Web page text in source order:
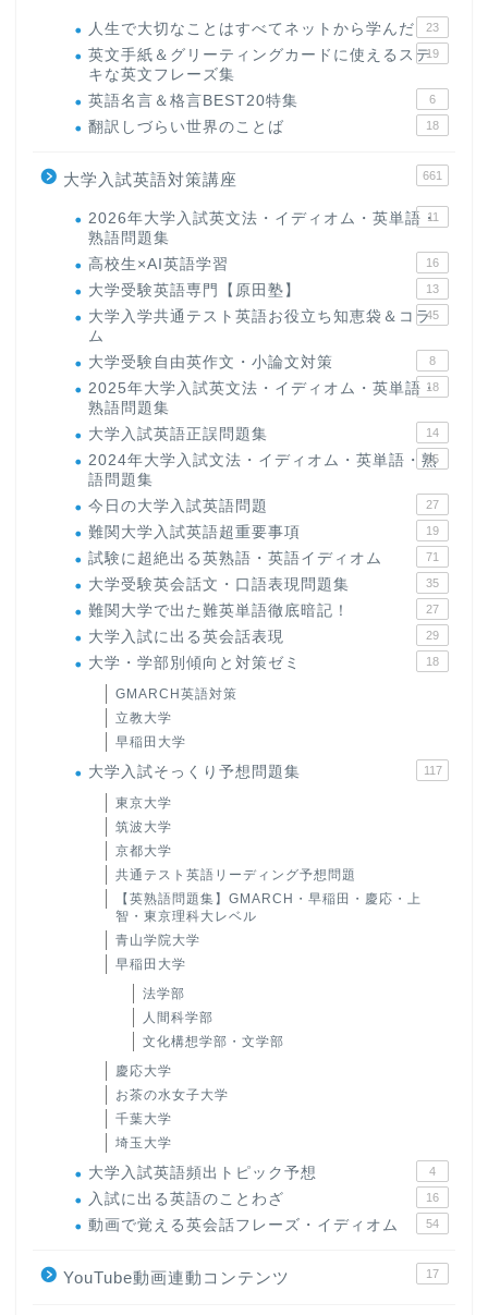
人生で大切なことはすべてネットから学んだ 23
英文手紙＆グリーティングカードに使えるステ
キな英文フレーズ集
19
英語名言＆格言BEST20特集 6
翻訳しづらい世界のことば 18
大学入試英語対策講座 661
2026年大学入試英文法・イディオム・英単語・
熟語問題集
11
高校生×AI英語学習 16
大学受験英語専門【原田塾】 13
大学入学共通テスト英語お役立ち知恵袋＆コラ
ム
45
大学受験自由英作文・小論文対策 8
2025年大学入試英文法・イディオム・英単語・
熟語問題集
18
大学入試英語正誤問題集 14
2024年大学入試文法・イディオム・英単語・熟
語問題集
15
今日の大学入試英語問題 27
難関大学入試英語超重要事項 19
試験に超絶出る英熟語・英語イディオム 71
大学受験英会話文・口語表現問題集 35
難関大学で出た難英単語徹底暗記！ 27
大学入試に出る英会話表現 29
大学・学部別傾向と対策ゼミ 18
GMARCH英語対策
立教大学
早稲田大学
大学入試そっくり予想問題集 117
東京大学
筑波大学
京都大学
共通テスト英語リーディング予想問題
【英熟語問題集】GMARCH・早稲田・慶応・上
智・東京理科大レベル
青山学院大学
早稲田大学
法学部
人間科学部
文化構想学部・文学部
慶応大学
お茶の水女子大学
千葉大学
埼玉大学
大学入試英語頻出トピック予想 4
入試に出る英語のことわざ 16
動画で覚える英会話フレーズ・イディオム 54
YouTube動画連動コンテンツ 17